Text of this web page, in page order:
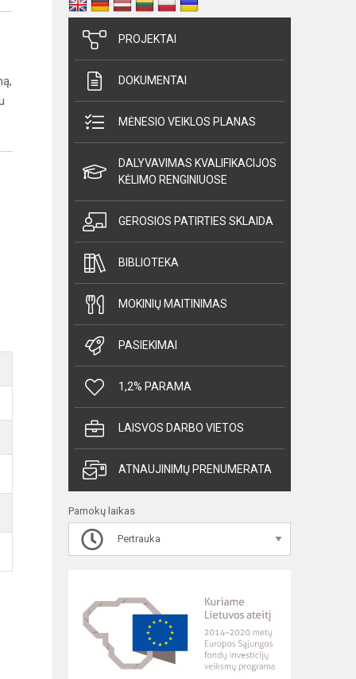
PROJEKTAI
DOKUMENTAI
MĖNESIO VEIKLOS PLANAS
DALYVAVIMAS KVALIFIKACIJOS
KĖLIMO RENGINIUOSE
GEROSIOS PATIRTIES SKLAIDA
BIBLIOTEKA
MOKINIŲ MAITINIMAS
PASIEKIMAI
1,2% PARAMA
LAISVOS DARBO VIETOS
ATNAUJINIMŲ PRENUMERATA
Pamokų laikas
Pertrauka